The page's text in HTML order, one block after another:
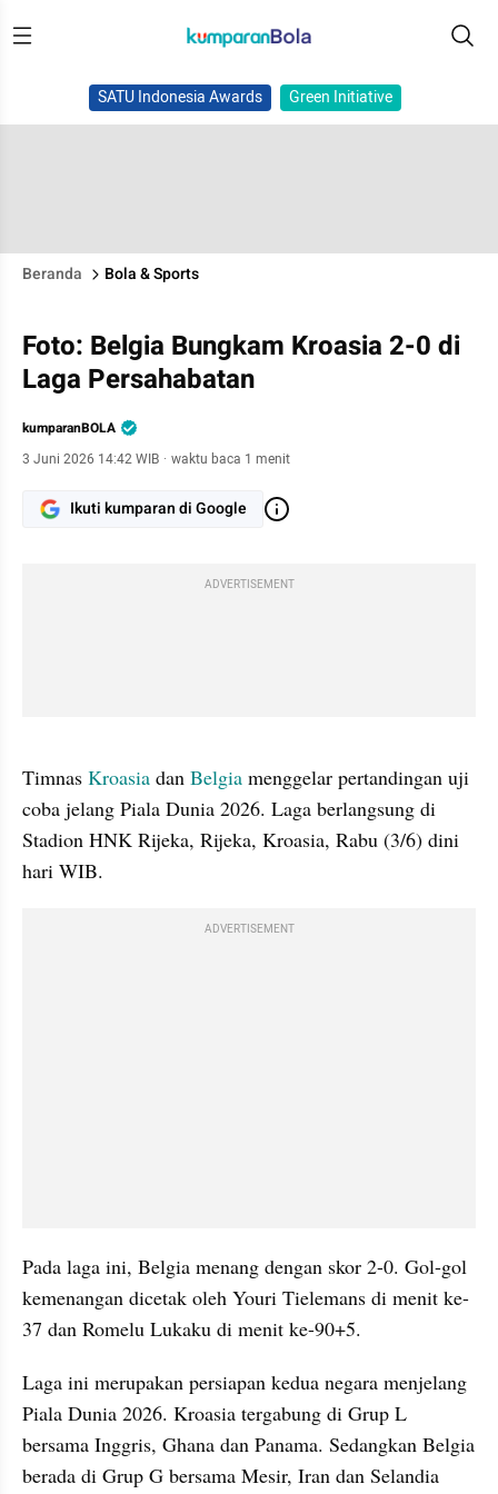
SATU Indonesia Awards Green Initiative
Beranda Bola & Sports
Foto: Belgia Bungkam Kroasia 2-0 di
Laga Persahabatan
kumparanBOLA
3 Juni 2026 14:42 WIB · waktu baca 1 menit
Ikuti kumparan di Google
ADVERTISEMENT
Timnas Kroasia dan Belgia menggelar pertandingan uji
coba jelang Piala Dunia 2026. Laga berlangsung di
Stadion HNK Rijeka, Rijeka, Kroasia, Rabu (3/6) dini
hari WIB.
ADVERTISEMENT
Pada laga ini, Belgia menang dengan skor 2-0. Gol-gol
kemenangan dicetak oleh Youri Tielemans di menit ke-
37 dan Romelu Lukaku di menit ke-90+5.
Laga ini merupakan persiapan kedua negara menjelang
Piala Dunia 2026. Kroasia tergabung di Grup L
bersama Inggris, Ghana dan Panama. Sedangkan Belgia
berada di Grup G bersama Mesir, Iran dan Selandia